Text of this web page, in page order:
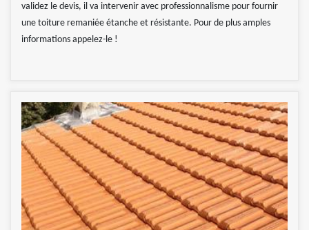
validez le devis, il va intervenir avec professionnalisme pour fournir
une toiture remaniée étanche et résistante. Pour de plus amples
informations appelez-le !